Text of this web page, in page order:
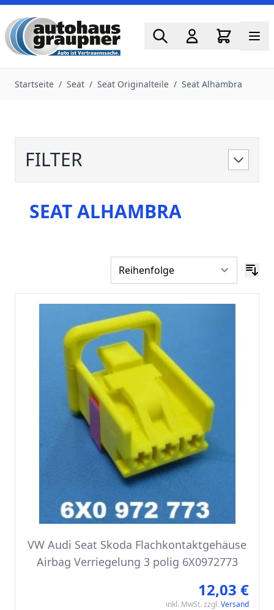
Zum Inhalt springen
Startseite / Seat / Seat Originalteile / Seat Alhambra
FILTER
SEAT ALHAMBRA
VW Audi Seat Skoda Flachkontaktgehäuse
Airbag Verriegelung 3 polig 6X0972773
12,03 €
inkl. MwSt. zzgl. Versand